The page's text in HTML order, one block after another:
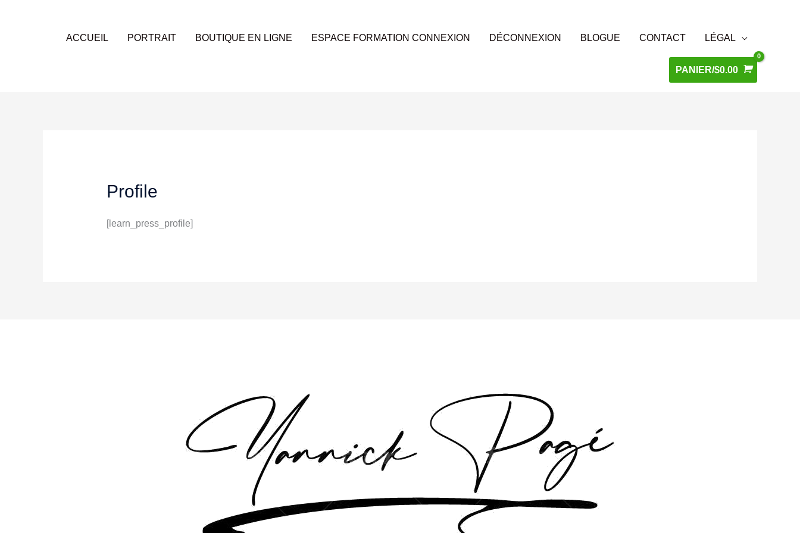
ACCUEIL PORTRAIT BOUTIQUE EN LIGNE ESPACE FORMATION CONNEXION DÉCONNEXION BLOGUE CONTACT LÉGAL
PANIER/$0.00
Profile
[learn_press_profile]